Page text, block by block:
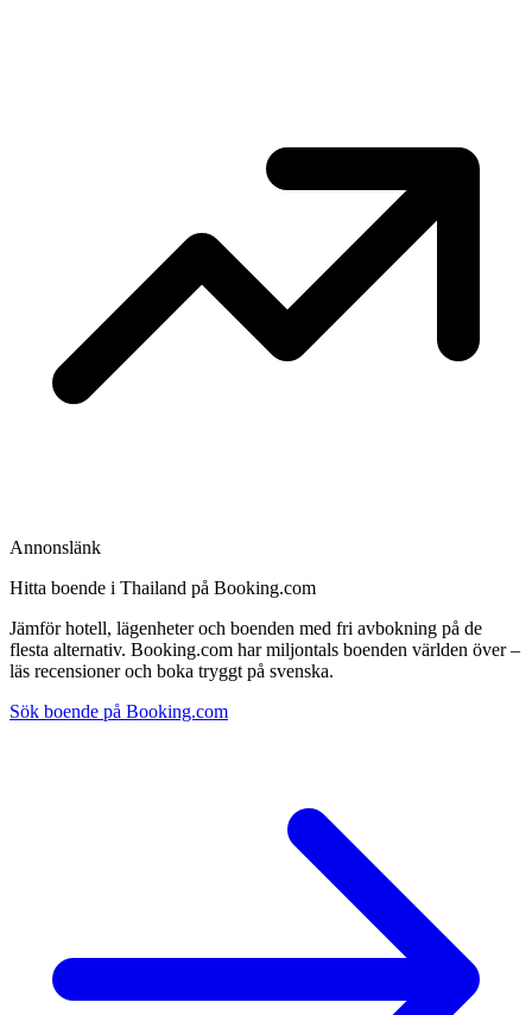
Annonslänk
Hitta boende i Thailand på Booking.com
Jämför hotell, lägenheter och boenden med fri avbokning på de
flesta alternativ. Booking.com har miljontals boenden världen över –
läs recensioner och boka tryggt på svenska.
Sök boende på Booking.com